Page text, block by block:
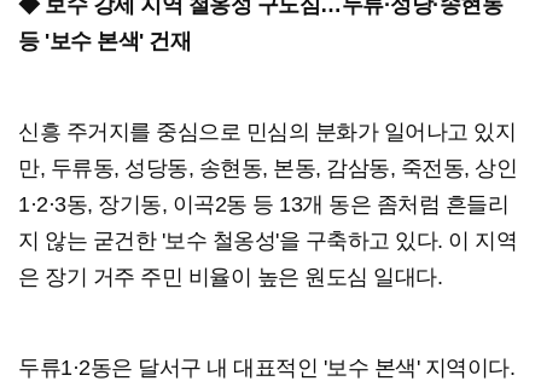
등 '보수 본색' 건재
신흥 주거지를 중심으로 민심의 분화가 일어나고 있지
만, 두류동, 성당동, 송현동, 본동, 감삼동, 죽전동, 상인
1·2·3동, 장기동, 이곡2동 등 13개 동은 좀처럼 흔들리
지 않는 굳건한 '보수 철옹성'을 구축하고 있다. 이 지역
은 장기 거주 주민 비율이 높은 원도심 일대다.
두류1·2동은 달서구 내 대표적인 '보수 본색' 지역이다.